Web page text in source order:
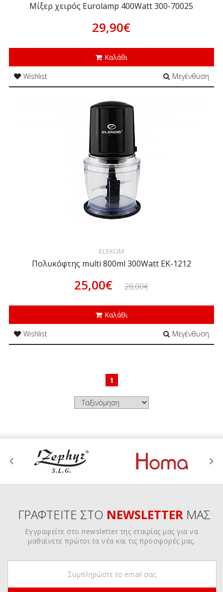
Μίξερ χειρός Eurolamp 400Watt 300-70025
29,90€
Καλάθι
Wishlist
Μεγένθυση
ELEKOM
Πολυκόφτης multi 800ml 300Watt EK-1212
25,00€ 28,00€
Καλάθι
Wishlist
Μεγένθυση
1
ΓΡΑΦΤΕΙΤΕ ΣΤΟ NEWSLETTERΜΑΣ
Εγγραφείτε στο newsletter της εταιρίας μας για να
μαθαίνετε πρώτοι τα νέα και τις προσφορές μας.